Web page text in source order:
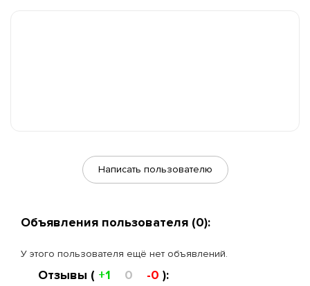
Написать пользователю
Объявления пользователя (0):
У этого пользователя ещё нет объявлений.
Отзывы ( +1 0 -0 ):